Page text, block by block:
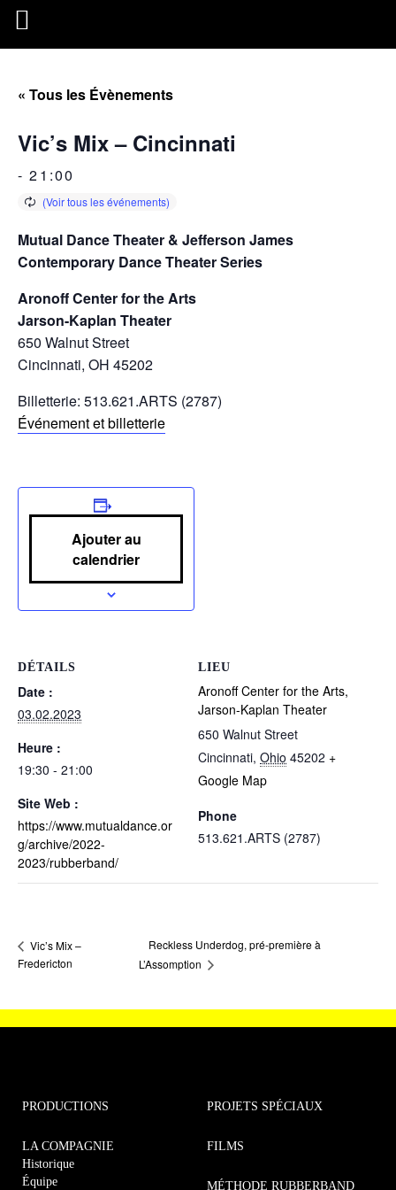
« Tous les Évènements
Vic’s Mix – Cincinnati
-21:00
Mutual Dance Theater & Jefferson James
Contemporary Dance Theater Series
Aronoff Center for the Arts
Jarson-Kaplan Theater
650 Walnut Street
Cincinnati, OH 45202
Billetterie: 513.621.ARTS (2787)
Événement et billetterie
Ajouter au
calendrier
DÉTAILS
Date :
03.02.2023
Heure :
19:30 - 21:00
Site Web :
https://www.mutualdance.or
g/archive/2022-
2023/rubberband/
LIEU
Aronoff Center for the Arts,
Jarson-Kaplan Theater
650 Walnut Street
Cincinnati, Ohio 45202 +
Google Map
Phone
513.621.ARTS (2787)
Vic’s Mix –
Fredericton
Reckless Underdog, pré-première à
L’Assomption
PRODUCTIONS
LA COMPAGNIE
Historique
Équipe
PROJETS SPÉCIAUX
FILMS
MÉTHODE RUBBERBAND